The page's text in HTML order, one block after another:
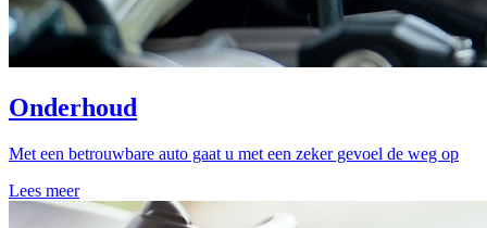
Onderhoud
Met een betrouwbare auto gaat u met een zeker gevoel de weg op
Lees meer